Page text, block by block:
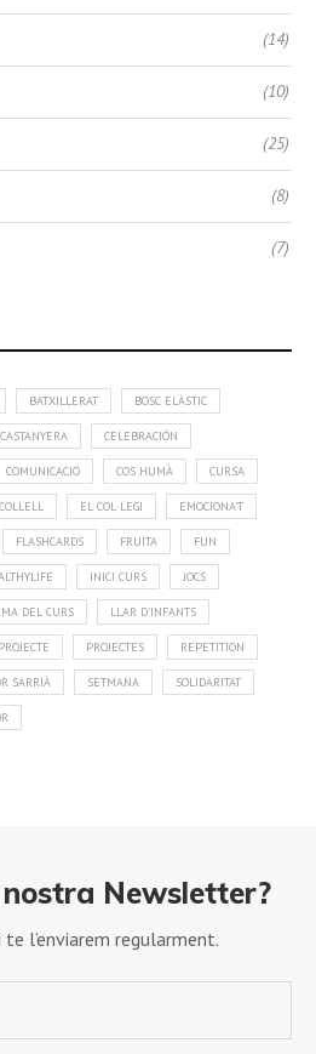
(14)
(10)
(25)
(8)
(7)
BATXILLERAT BOSC ELÀSTIC
CASTANYERA CELEBRACIÓN
COMUNICACIÓ COS HUMÀ CURSA
EL COL·LEGI EMOCIONA'T
FLASHCARDS FRUITA FUN
INICI CURS JOCS
DEL CURS LLAR D'INFANTS
PROJECTE PROJECTES REPETITION
SARRIÀ SETMANA SOLIDARITAT
Newsletter?
l’enviarem regularment.